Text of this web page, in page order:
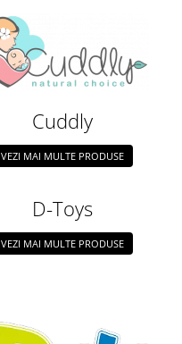
Cuddly
VEZI MAI MULTE PRODUSE
D-Toys
VEZI MAI MULTE PRODUSE